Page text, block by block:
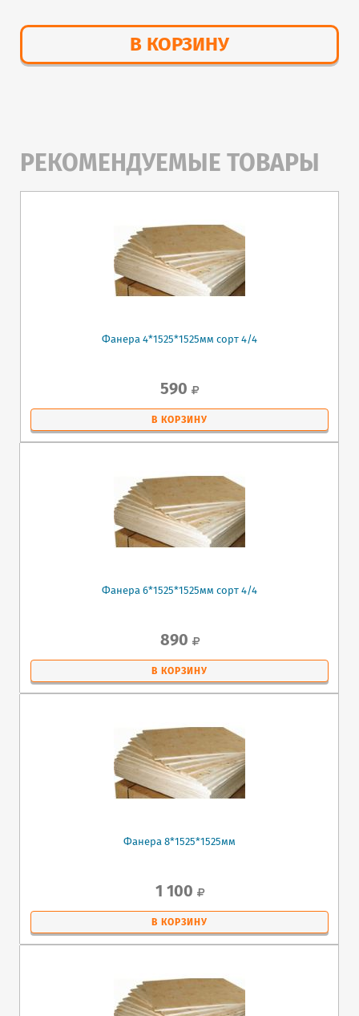
В КОРЗИНУ
РЕКОМЕНДУЕМЫЕ ТОВАРЫ
Фанера 4*1525*1525мм сорт 4/4
590
В КОРЗИНУ
Фанера 6*1525*1525мм сорт 4/4
890
В КОРЗИНУ
Фанера 8*1525*1525мм
1 100
В КОРЗИНУ